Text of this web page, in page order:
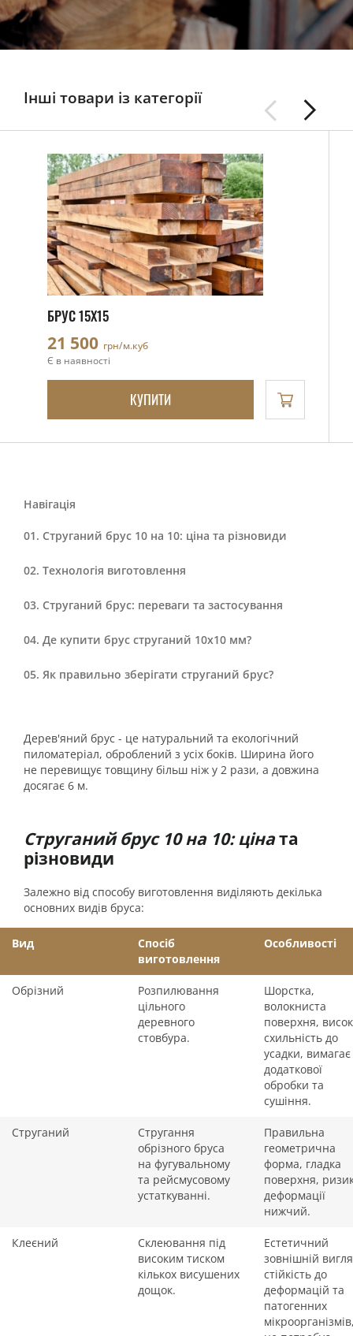
Навігація
Струганий брус 10 на 10: ціна та різновиди
Технологія виготовлення
Струганий брус: переваги та застосування
Де купити брус струганий 10х10 мм?
Як правильно зберігати струганий брус?
Дерев'яний брус - це натуральний та екологічний
пиломатеріал, оброблений з усіх боків. Ширина його
не перевищує товщину більш ніж у 2 рази, а довжина
досягає 6 м.
Струганий брус 10 на 10: ціната
різновиди
Залежно від способу виготовлення виділяють декілька
основних видів бруса:
Вид
Спосіб
виготовлення
Особливості
Обрізний
Розпилювання
цільного
деревного
стовбура.
Шорстка,
волокниста
поверхня,
схильність до
усадки, вимагає
додаткової
обробки та
сушіння.
Струганий
Стругання
обрізного бруса
на фугувальному
та рейсмусовому
устаткуванні.
Правильна
геометрична
форма, гладка
поверхня,
деформації
нижчий.
Клеєний
Склеювання під
високим тиском
кількох висушених
дощок.
Естетичний
зовнішній
стійкість до
деформацій та
патогенних
Інші товари із категорії
БРУС 15X15
21 500 грн/м.куб
Є в наявності
КУПИТИ